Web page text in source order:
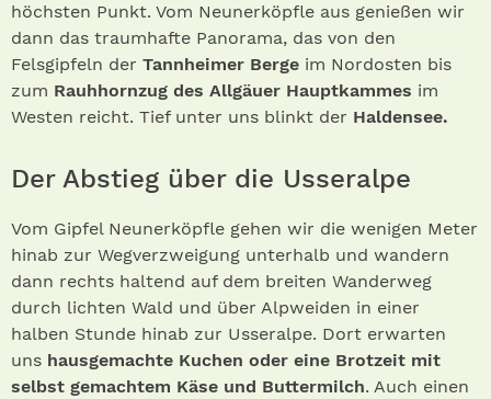
höchsten Punkt. Vom Neunerköpfle aus genießen wir
dann das traumhafte Panorama, das von den
Felsgipfeln der Tannheimer Berge im Nordosten bis
zum Rauhhornzug des Allgäuer Hauptkammes im
Westen reicht. Tief unter uns blinkt der Haldensee.
Der Abstieg über die Usseralpe
Vom Gipfel Neunerköpfle gehen wir die wenigen Meter
hinab zur Wegverzweigung unterhalb und wandern
dann rechts haltend auf dem breiten Wanderweg
durch lichten Wald und über Alpweiden in einer
halben Stunde hinab zur Usseralpe. Dort erwarten
uns hausgemachte Kuchen oder eine Brotzeit mit
selbst gemachtem Käse und Buttermilch. Auch einen